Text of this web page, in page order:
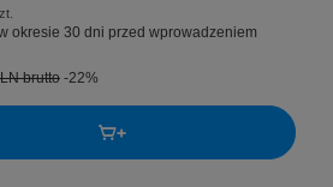
okresie 30 dni przed wprowadzeniem
brutto -22%